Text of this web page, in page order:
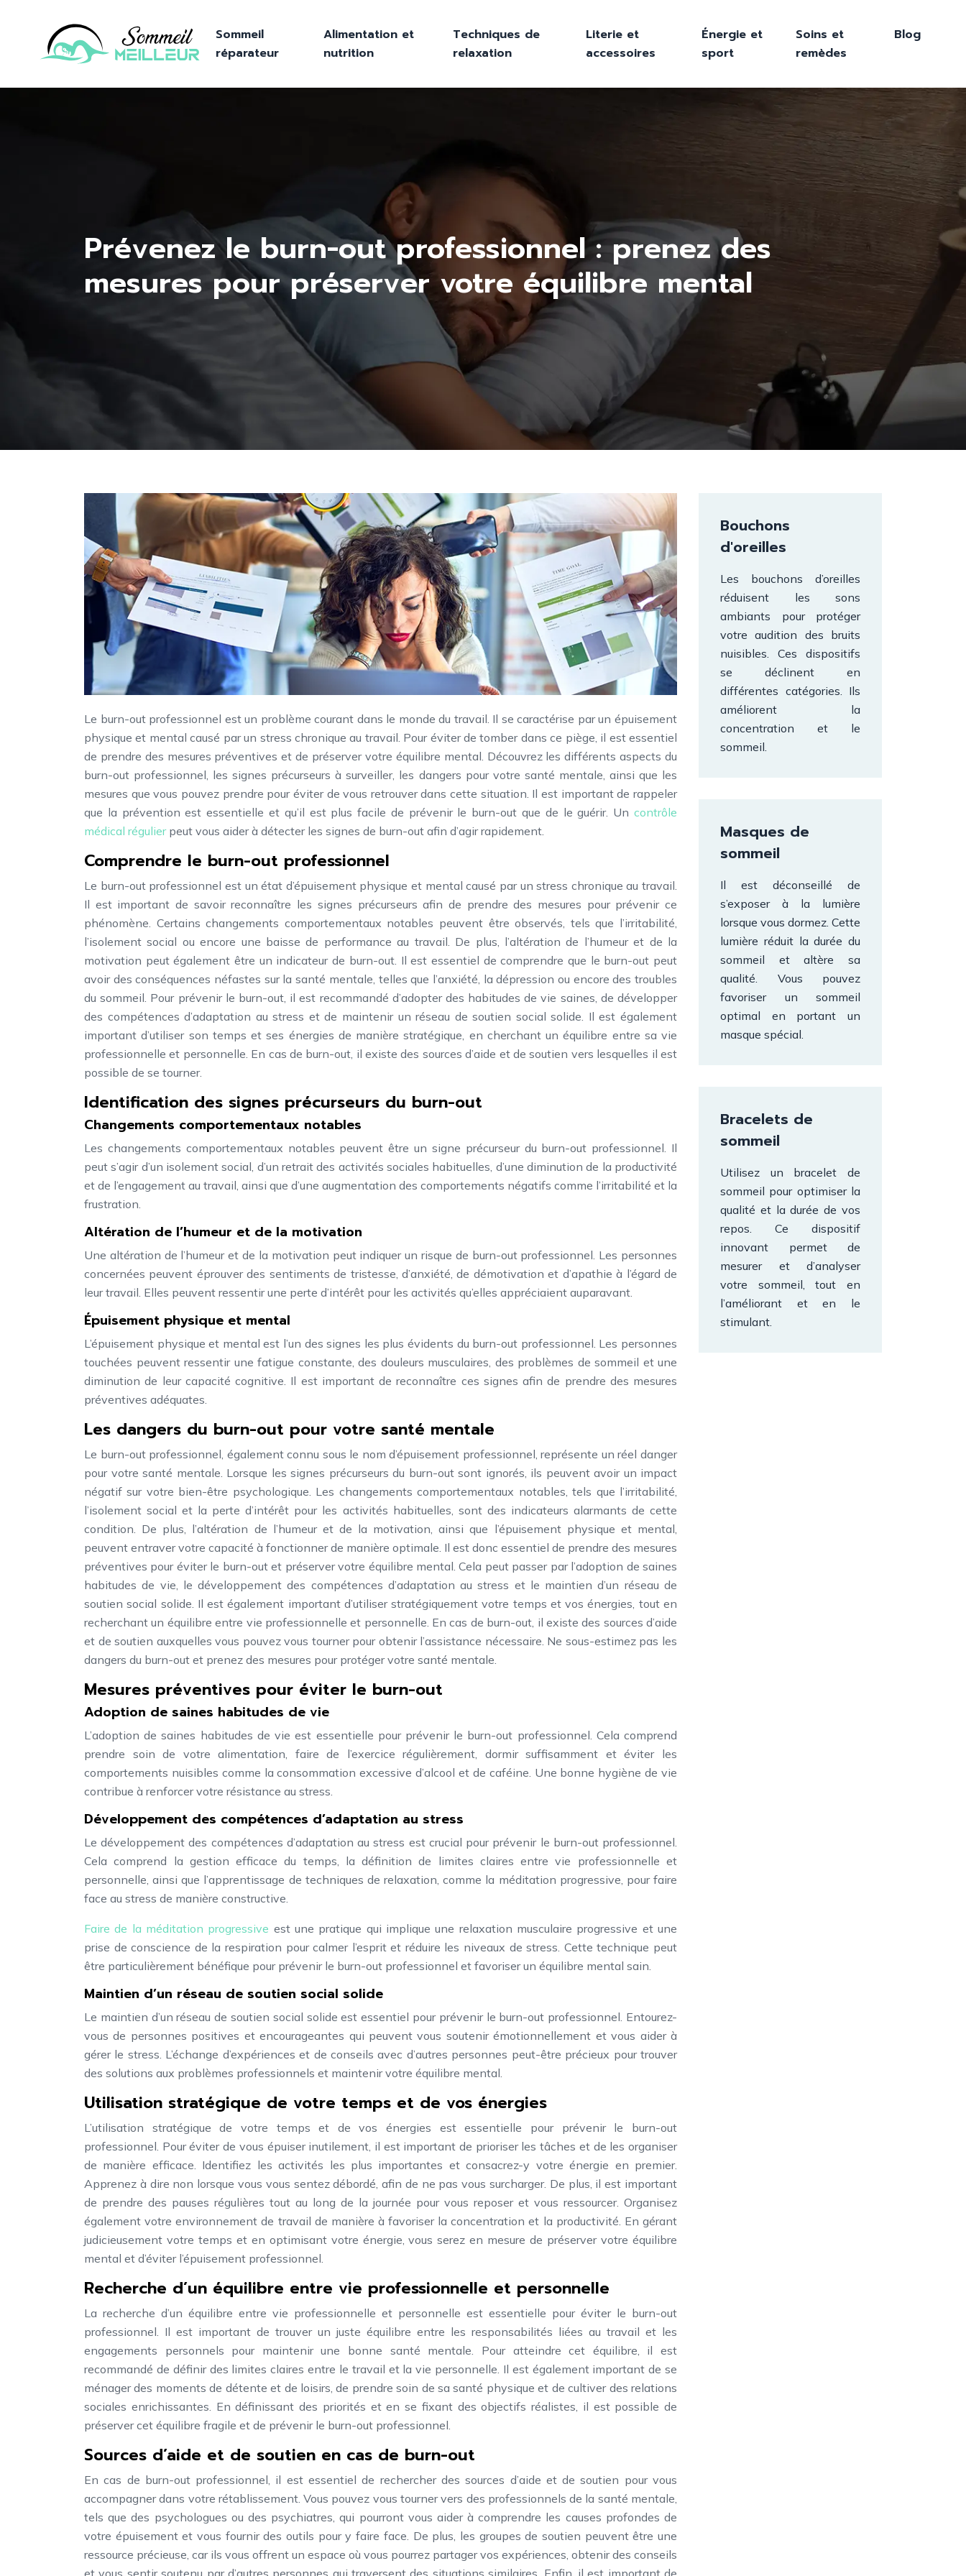
Sommeil
réparateur
Alimentation et
nutrition
Techniques de
relaxation
Literie et
accessoires
Énergie et
sport
Soins et
remèdes
Blog
Prévenez le burn-out professionnel : prenez des
mesures pour préserver votre équilibre mental
Le burn-out professionnel est un problème courant dans le monde du travail. Il se caractérise par un épuisement
physique et mental causé par un stress chronique au travail. Pour éviter de tomber dans ce piège, il est essentiel
de prendre des mesures préventives et de préserver votre équilibre mental. Découvrez les différents aspects du
burn-out professionnel, les signes précurseurs à surveiller, les dangers pour votre santé mentale, ainsi que les
mesures que vous pouvez prendre pour éviter de vous retrouver dans cette situation. Il est important de rappeler
que la prévention est essentielle et qu’il est plus facile de prévenir le burn-out que de le guérir. Un contrôle
médical régulierpeut vous aider à détecter les signes de burn-out afin d’agir rapidement.
Comprendre le burn-out professionnel
Le burn-out professionnel est un état d’épuisement physique et mental causé par un stress chronique au travail.
Il est important de savoir reconnaître les signes précurseurs afin de prendre des mesures pour prévenir ce
phénomène. Certains changements comportementaux notables peuvent être observés, tels que l’irritabilité,
l’isolement social ou encore une baisse de performance au travail. De plus, l’altération de l’humeur et de la
motivation peut également être un indicateur de burn-out. Il est essentiel de comprendre que le burn-out peut
avoir des conséquences néfastes sur la santé mentale, telles que l’anxiété, la dépression ou encore des troubles
du sommeil. Pour prévenir le burn-out, il est recommandé d’adopter des habitudes de vie saines, de développer
des compétences d’adaptation au stress et de maintenir un réseau de soutien social solide. Il est également
important d’utiliser son temps et ses énergies de manière stratégique, en cherchant un équilibre entre sa vie
professionnelle et personnelle. En cas de burn-out, il existe des sources d’aide et de soutien vers lesquelles il est
possible de se tourner.
Identification des signes précurseurs du burn-out
Changements comportementaux notables
Les changements comportementaux notables peuvent être un signe précurseur du burn-out professionnel. Il
peut s’agir d’un isolement social, d’un retrait des activités sociales habituelles, d’une diminution de la productivité
et de l’engagement au travail, ainsi que d’une augmentation des comportements négatifs comme l’irritabilité et la
frustration.
Altération de l’humeur et de la motivation
Une altération de l’humeur et de la motivation peut indiquer un risque de burn-out professionnel. Les personnes
concernées peuvent éprouver des sentiments de tristesse, d’anxiété, de démotivation et d’apathie à l’égard de
leur travail. Elles peuvent ressentir une perte d’intérêt pour les activités qu’elles appréciaient auparavant.
Épuisement physique et mental
L’épuisement physique et mental est l’un des signes les plus évidents du burn-out professionnel. Les personnes
touchées peuvent ressentir une fatigue constante, des douleurs musculaires, des problèmes de sommeil et une
diminution de leur capacité cognitive. Il est important de reconnaître ces signes afin de prendre des mesures
préventives adéquates.
Les dangers du burn-out pour votre santé mentale
Le burn-out professionnel, également connu sous le nom d’épuisement professionnel, représente un réel danger
pour votre santé mentale. Lorsque les signes précurseurs du burn-out sont ignorés, ils peuvent avoir un impact
négatif sur votre bien-être psychologique. Les changements comportementaux notables, tels que l’irritabilité,
l’isolement social et la perte d’intérêt pour les activités habituelles, sont des indicateurs alarmants de cette
condition. De plus, l’altération de l’humeur et de la motivation, ainsi que l’épuisement physique et mental,
peuvent entraver votre capacité à fonctionner de manière optimale. Il est donc essentiel de prendre des mesures
préventives pour éviter le burn-out et préserver votre équilibre mental. Cela peut passer par l’adoption de saines
habitudes de vie, le développement des compétences d’adaptation au stress et le maintien d’un réseau de
soutien social solide. Il est également important d’utiliser stratégiquement votre temps et vos énergies, tout en
recherchant un équilibre entre vie professionnelle et personnelle. En cas de burn-out, il existe des sources d’aide
et de soutien auxquelles vous pouvez vous tourner pour obtenir l’assistance nécessaire. Ne sous-estimez pas les
dangers du burn-out et prenez des mesures pour protéger votre santé mentale.
Mesures préventives pour éviter le burn-out
Adoption de saines habitudes de vie
L’adoption de saines habitudes de vie est essentielle pour prévenir le burn-out professionnel. Cela comprend
prendre soin de votre alimentation, faire de l’exercice régulièrement, dormir suffisamment et éviter les
comportements nuisibles comme la consommation excessive d’alcool et de caféine. Une bonne hygiène de vie
contribue à renforcer votre résistance au stress.
Développement des compétences d’adaptation au stress
Le développement des compétences d’adaptation au stress est crucial pour prévenir le burn-out professionnel.
Cela comprend la gestion efficace du temps, la définition de limites claires entre vie professionnelle et
personnelle, ainsi que l’apprentissage de techniques de relaxation, comme la méditation progressive, pour faire
face au stress de manière constructive.
Faire de la méditation progressive est une pratique qui implique une relaxation musculaire progressive et une
prise de conscience de la respiration pour calmer l’esprit et réduire les niveaux de stress. Cette technique peut
être particulièrement bénéfique pour prévenir le burn-out professionnel et favoriser un équilibre mental sain.
Maintien d’un réseau de soutien social solide
Le maintien d’un réseau de soutien social solide est essentiel pour prévenir le burn-out professionnel. Entourez-
vous de personnes positives et encourageantes qui peuvent vous soutenir émotionnellement et vous aider à
gérer le stress. L’échange d’expériences et de conseils avec d’autres personnes peut-être précieux pour trouver
des solutions aux problèmes professionnels et maintenir votre équilibre mental.
Utilisation stratégique de votre temps et de vos énergies
L’utilisation stratégique de votre temps et de vos énergies est essentielle pour prévenir le burn-out
professionnel. Pour éviter de vous épuiser inutilement, il est important de prioriser les tâches et de les organiser
de manière efficace. Identifiez les activités les plus importantes et consacrez-y votre énergie en premier.
Apprenez à dire non lorsque vous vous sentez débordé, afin de ne pas vous surcharger. De plus, il est important
de prendre des pauses régulières tout au long de la journée pour vous reposer et vous ressourcer. Organisez
également votre environnement de travail de manière à favoriser la concentration et la productivité. En gérant
judicieusement votre temps et en optimisant votre énergie, vous serez en mesure de préserver votre équilibre
mental et d’éviter l’épuisement professionnel.
Recherche d’un équilibre entre vie professionnelle et personnelle
La recherche d’un équilibre entre vie professionnelle et personnelle est essentielle pour éviter le burn-out
professionnel. Il est important de trouver un juste équilibre entre les responsabilités liées au travail et les
engagements personnels pour maintenir une bonne santé mentale. Pour atteindre cet équilibre, il est
recommandé de définir des limites claires entre le travail et la vie personnelle. Il est également important de se
ménager des moments de détente et de loisirs, de prendre soin de sa santé physique et de cultiver des relations
sociales enrichissantes. En définissant des priorités et en se fixant des objectifs réalistes, il est possible de
préserver cet équilibre fragile et de prévenir le burn-out professionnel.
Sources d’aide et de soutien en cas de burn-out
En cas de burn-out professionnel, il est essentiel de rechercher des sources d’aide et de soutien pour vous
accompagner dans votre rétablissement. Vous pouvez vous tourner vers des professionnels de la santé mentale,
tels que des psychologues ou des psychiatres, qui pourront vous aider à comprendre les causes profondes de
votre épuisement et vous fournir des outils pour y faire face. De plus, les groupes de soutien peuvent être une
ressource précieuse, car ils vous offrent un espace où vous pourrez partager vos expériences, obtenir des conseils
Bouchons
d'oreilles
Les bouchons d’oreilles
réduisent les sons
ambiants pour protéger
votre audition des bruits
nuisibles. Ces dispositifs
se déclinent en
différentes catégories. Ils
améliorent la
concentration et le
sommeil.
Masques de
sommeil
Il est déconseillé de
s’exposer à la lumière
lorsque vous dormez. Cette
lumière réduit la durée du
sommeil et altère sa
qualité. Vous pouvez
favoriser un sommeil
optimal en portant un
masque spécial.
Bracelets de
sommeil
Utilisez un bracelet de
sommeil pour optimiser la
qualité et la durée de vos
repos. Ce dispositif
innovant permet de
mesurer et d’analyser
votre sommeil, tout en
l’améliorant et en le
stimulant.